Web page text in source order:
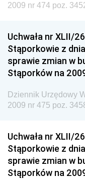
Dziennik
Dziennik
Gospodarki
Dziennik
Gospodarki
Dziennik
Dziennik
Chemicznego i
Dziennik
Gospodarki
2009 nr 474 poz.
Uchwała nr XLII/
Stąporkowie z
sprawie zmian w
Stąporków na
Dziennik Urzędowy
2009 nr 475 poz.
Uchwała nr XLII/
Stąporkowie z
sprawie zmian w
Stąporków na